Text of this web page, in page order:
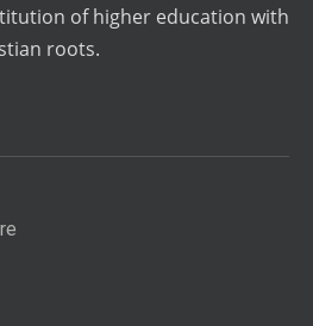
of higher education with
roots.